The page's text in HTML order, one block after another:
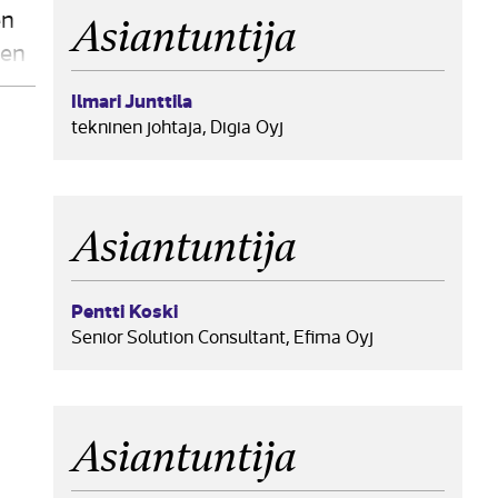
Asiantuntija
Ilmari Junttila
tekninen johtaja, Digia Oyj
Asiantuntija
Pentti Koski
Senior Solution Consultant, Efima Oyj
Asiantuntija